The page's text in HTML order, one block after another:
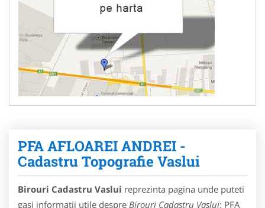
PFA AFLOAREI ANDREI -
Cadastru Topografie Vaslui
Birouri Cadastru Vaslui reprezinta pagina unde puteti
gasi informatii utile despre Birouri Cadastru Vaslui: PFA